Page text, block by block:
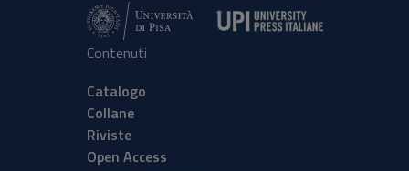
Contenuti
Catalogo
Collane
Riviste
Open Access